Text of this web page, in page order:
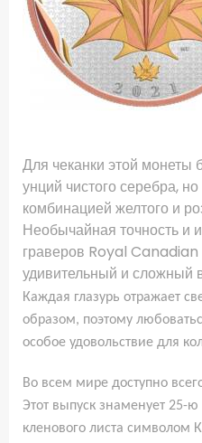
Для чеканки этой монеты
унций чистого серебра,
комбинацией желтого и
Необычайная точность и
граверов Royal
удивительный и сложный
Каждая глазурь отражает
образом, поэтому
особое удовольствие для
Во всем мире доступно
Этот выпуск знаменует 25-
кленового листа символом